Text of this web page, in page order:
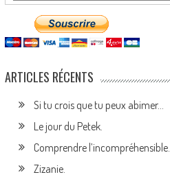
ARTICLES RÉCENTS
Si tu crois que tu peux abimer…
Le jour du Petek.
Comprendre l’incompréhensible.
Zizanie.